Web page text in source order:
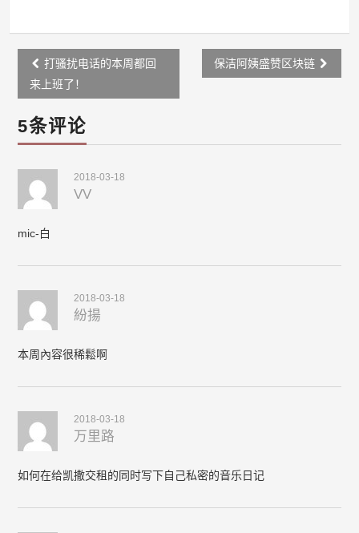
Post
navigation
打骚扰电话的本周都回
来上班了！
保洁阿姨盛赞区块链
5条评论
2018-03-18
VV
mic-白
2018-03-18
紛揚
本周內容很稀鬆啊
2018-03-18
万里路
如何在给凯撒交租的同时写下自己私密的音乐日记